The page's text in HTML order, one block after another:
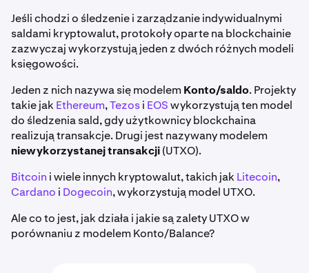
Jeśli chodzi o śledzenie i zarządzanie indywidualnymi
saldami kryptowalut, protokoły oparte na blockchainie
zazwyczaj wykorzystują jeden z dwóch różnych modeli
księgowości.
Jeden z nich nazywa się modelem Konto/saldo. Projekty
takie jak Ethereum,Tezosi EOSwykorzystują ten model
do śledzenia sald, gdy użytkownicy blockchaina
realizują transakcje. Drugi jest nazywany modelem
niewykorzystanej transakcji(UTXO).
Bitcoin i wiele innych kryptowalut, takich jak Litecoin,
Cardano i Dogecoin, wykorzystują model UTXO.
Ale co to jest, jak działa i jakie są zalety UTXO w
porównaniu z modelem Konto/Balance?